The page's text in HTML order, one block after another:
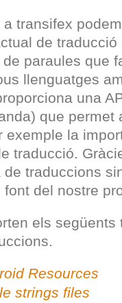
a transifex
de
de paraules que
llenguatges
una
que permet
exemple la
traducció.
de traduccions
font del nostre
els
Resources
strings files